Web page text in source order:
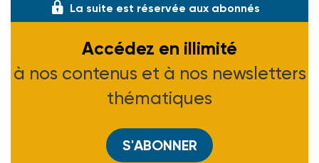
La suite est réservée aux abonnés
Accédez en illimité
à nos contenus et à nos newsletters
thématiques
S'ABONNER